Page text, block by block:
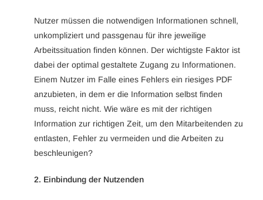
Nutzer müssen die notwendigen Informationen schnell,
unkompliziert und passgenau für ihre jeweilige
Arbeitssituation finden können. Der wichtigste Faktor ist
dabei der optimal gestaltete Zugang zu Informationen.
Einem Nutzer im Falle eines Fehlers ein riesiges PDF
anzubieten, in dem er die Information selbst finden
muss, reicht nicht. Wie wäre es mit der richtigen
Information zur richtigen Zeit, um den Mitarbeitenden zu
entlasten, Fehler zu vermeiden und die Arbeiten zu
beschleunigen?
2. Einbindung der Nutzenden